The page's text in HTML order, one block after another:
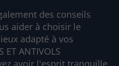
des conseils
aider à choisir le
adapté à vos
ET ANTIVOLS